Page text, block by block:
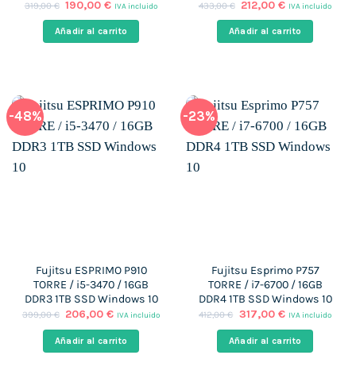
319,00€ El
original
era:
190,00€El
actual
es:
IVA incluido
Añadir al carrito
433,00€ El
original
era:
212,00€El
actual
es:
IVA incluido
Añadir al carrito
-48%
Fujitsu ESPRIMO P910
TORRE / i5-3470 / 16GB
DDR3 1TB SSD Windows 10
399,00€ El
original
era:
206,00€El
actual
es:
IVA incluido
Añadir al carrito
-23%
Fujitsu Esprimo P757
TORRE / i7-6700 / 16GB
DDR4 1TB SSD Windows 10
412,00€ El
original
era:
317,00 €El
actual
es:
IVA incluido
Añadir al carrito